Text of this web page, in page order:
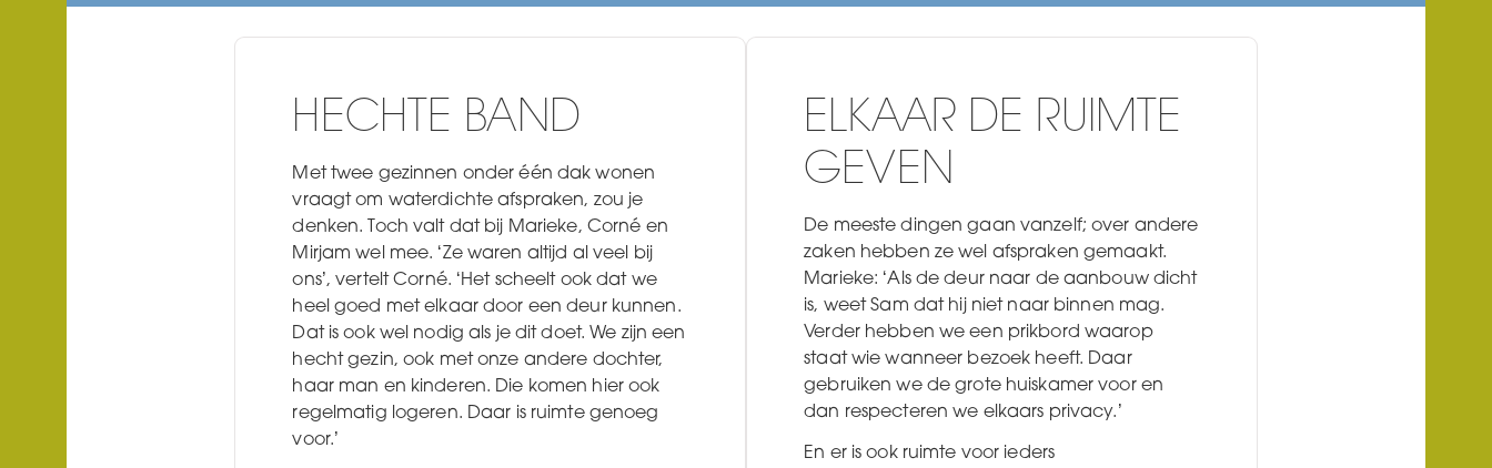
HECHTE BAND
Met twee gezinnen onder één dak wonen
vraagt om waterdichte afspraken, zou je
denken. Toch valt dat bij Marieke, Corné en
Mirjam wel mee. ‘Ze waren altijd al veel bij
ons’, vertelt Corné. ‘Het scheelt ook dat we
heel goed met elkaar door een deur kunnen.
Dat is ook wel nodig als je dit doet. We zijn een
hecht gezin, ook met onze andere dochter,
haar man en kinderen. Die komen hier ook
regelmatig logeren. Daar is ruimte genoeg
voor.’
ELKAAR DE RUIMTE
GEVEN
De meeste dingen gaan vanzelf; over andere
zaken hebben ze wel afspraken gemaakt.
Marieke: ‘Als de deur naar de aanbouw dicht
is, weet Sam dat hij niet naar binnen mag.
Verder hebben we een prikbord waarop
staat wie wanneer bezoek heeft. Daar
gebruiken we de grote huiskamer voor en
dan respecteren we elkaars privacy.’
En er is ook ruimte voor ieders